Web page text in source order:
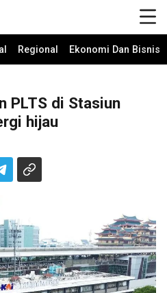
Regional Ekonomi Dan Bisnis
PLTS di Stasiun
hijau